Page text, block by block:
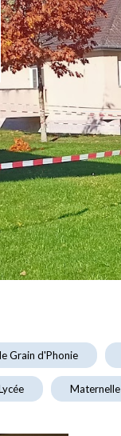
Grain d'Phonie
Maternelle